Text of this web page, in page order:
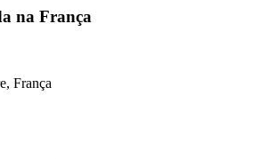
na França
França